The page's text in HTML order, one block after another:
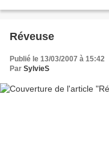
Réveuse
Publié le 13/03/2007 à 15:42
Par SylvieS